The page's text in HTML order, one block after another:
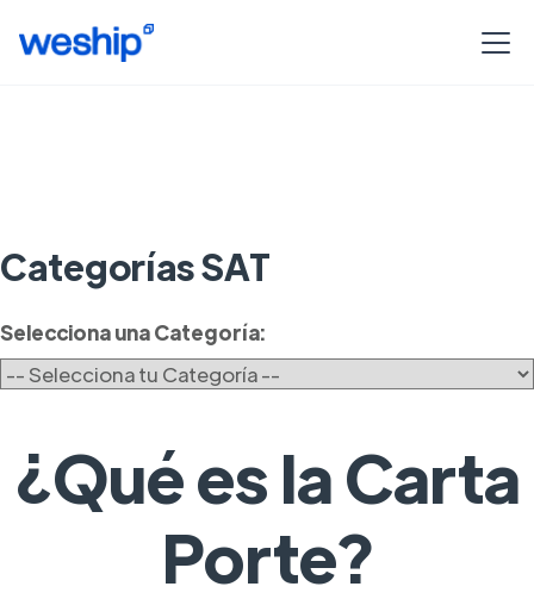
Categorías SAT
Selecciona una Categoría:
¿Qué es la Carta
Porte?